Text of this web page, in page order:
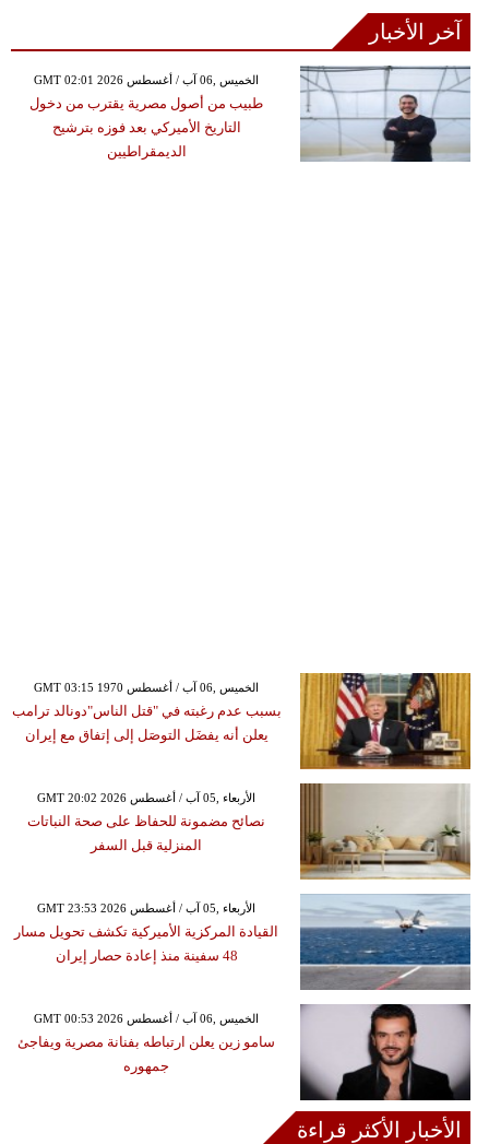
آخر الأخبار
GMT 02:01 2026 الخميس ,06 آب / أغسطس
طبيب من أصول مصرية يقترب من دخول
التاريخ الأميركي بعد فوزه بترشيح
الديمقراطيين
GMT 03:15 1970 الخميس ,06 آب / أغسطس
بسبب عدم رغبته في "قتل الناس"دونالد ترامب
يعلن أنه يفضَل التوصَل إلى إتفاق مع إيران
GMT 20:02 2026 الأربعاء ,05 آب / أغسطس
نصائح مضمونة للحفاظ على صحة النباتات
المنزلية قبل السفر
GMT 23:53 2026 الأربعاء ,05 آب / أغسطس
القيادة المركزية الأميركية تكشف تحويل مسار
48 سفينة منذ إعادة حصار إيران
GMT 00:53 2026 الخميس ,06 آب / أغسطس
سامو زين يعلن ارتباطه بفنانة مصرية ويفاجئ
جمهوره
الأخبار الأكثر قراءة